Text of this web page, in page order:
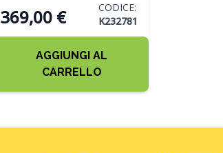
369,00 €
CODICE:
K232781
AGGIUNGI AL
CARRELLO